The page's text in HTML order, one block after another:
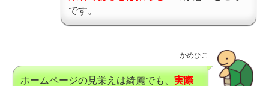
です。
かめひこ
ホームページの見栄えは綺麗でも、 実際